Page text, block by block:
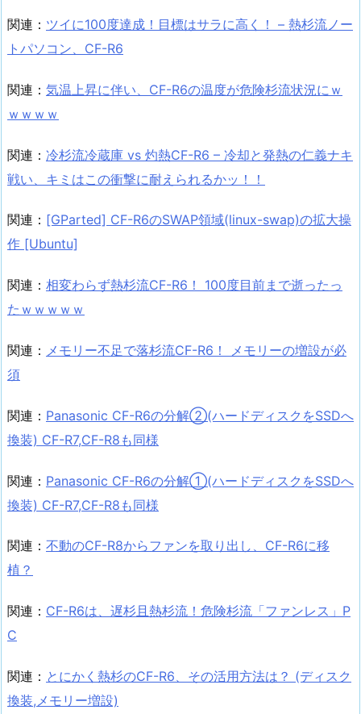
関連： ツイに100度達成！目標はサラに高く！ – 熱杉流ノー
トパソコン、CF-R6
関連： 気温上昇に伴い、CF-R6の温度が危険杉流状況にｗ
ｗｗｗｗ
関連： 冷杉流冷蔵庫 vs 灼熱CF-R6 – 冷却と発熱の仁義ナキ
戦い、キミはこの衝撃に耐えられるかッ！！
関連： [GParted] CF-R6のSWAP領域(linux-swap)の拡大操
作 [Ubuntu]
関連： 相変わらず熱杉流CF-R6！ 100度目前まで逝ったっ
たｗｗｗｗｗ
関連： メモリー不足で落杉流CF-R6！ メモリーの増設が必
須
関連： Panasonic CF-R6の分解②(ハードディスクをSSDへ
換装) CF-R7,CF-R8も同様
関連： Panasonic CF-R6の分解①(ハードディスクをSSDへ
換装) CF-R7,CF-R8も同様
関連： 不動のCF-R8からファンを取り出し、CF-R6に移
植？
関連： CF-R6は、遅杉且熱杉流！危険杉流「ファンレス」P
C
関連： とにかく熱杉のCF-R6、その活用方法は？ (ディスク
換装,メモリー増設)